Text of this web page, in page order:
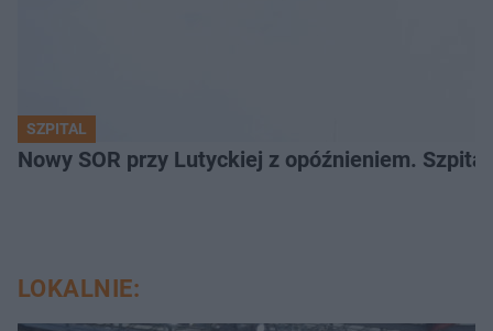
SZPITAL
Nowy SOR przy Lutyckiej z opóźnieniem.
LOKALNIE: